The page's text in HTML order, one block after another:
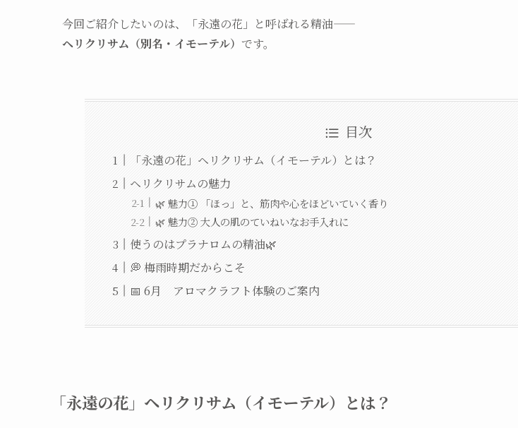
今回ご紹介したいのは、「永遠の花」と呼ばれる精油——
ヘリクリサム（別名・イモーテル） です。
目次
「永遠の花」ヘリクリサム（イモーテル）とは？
ヘリクリサムの魅力
🌿 魅力① 「ほっ」と、筋肉や心をほどいていく香り
🌿 魅力② 大人の肌のていねいなお手入れに
使うのはプラナロムの精油🌿
💭 梅雨時期だからこそ
📅 6月 アロマクラフト体験のご案内
「永遠の花」ヘリクリサム（イモーテル）とは？